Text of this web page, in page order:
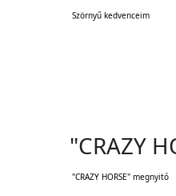
Szörnyű kedvenceim
"CRAZY
"CRAZY HORSE" megnyitó